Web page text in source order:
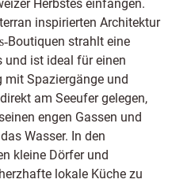
inspirierten Architektur
strahlt eine
und ist ideal für einen
Spaziergänge und
am Seeufer gelegen,
engen Gassen und
Wasser. In den
kleine Dörfer und
lokale Küche zu